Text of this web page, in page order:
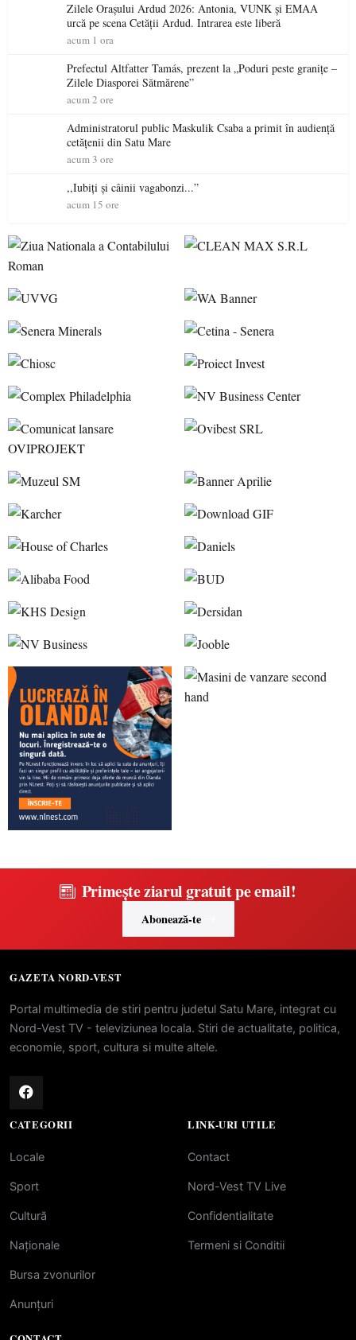
Zilele Orașului Ardud 2026: Antonia, VUNK și EMAA
urcă pe scena Cetății Ardud. Intrarea este liberă
acum 1 ora
Prefectul Altfatter Tamás, prezent la „Poduri peste granițe –
Zilele Diasporei Sătmărene”
acum 2 ore
Administratorul public Maskulik Csaba a primit în audiență
cetățenii din Satu Mare
acum 3 ore
,,Iubiți și câinii vagabonzi...”
acum 15 ore
Primește ziarul gratuit pe email!
Abonează-te
GAZETA NORD-VEST
Portal multimedia de stiri pentru judetul Satu Mare, integrat cu
Nord-Vest TV - televiziunea locala. Stiri de actualitate, politica,
economie, sport, cultura si multe altele.
CATEGORII
Locale
Sport
Cultură
Naționale
Bursa zvonurilor
Anunțuri
LINK-URI UTILE
Contact
Nord-Vest TV Live
Confidentialitate
Termeni si Conditii